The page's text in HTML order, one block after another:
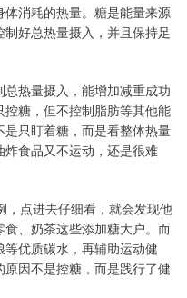
消耗的热量。糖是能量来源
好总热量摄入，并且保持足
热量摄入，能增加减重成功
糖，但不控制脂肪等其他能
只盯着糖，而是看整体热量
食品又不运动，还是很难
，点进去仔细看，就会发现他
、奶茶这些添加糖大户。而
优质碳水，再辅助运动健
因不是控糖，而是践行了健